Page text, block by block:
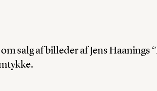
salg af billeder af Jens Haanings